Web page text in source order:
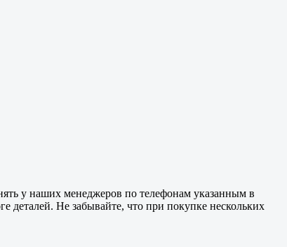
у наших менеджеров по телефонам указанным в
деталей. Не забывайте, что при покупке нескольких